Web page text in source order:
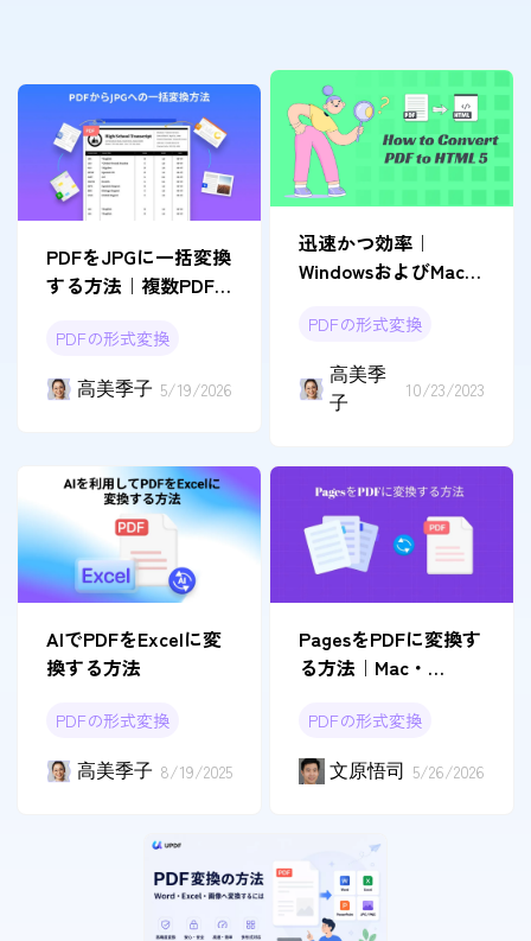
PDFをJPGに一括変換
する方法｜複数PDF
PDFの形式変換
高美季子 5/19/2026
迅速かつ効率｜
WindowsおよびMacで
する
PDFの形式変換
高美季
子
10/23/2023
AIでPDFをExcelに変
換する方法
PDFの形式変換
高美季子 8/19/2025
PagesをPDFに変換す
る方法｜Mac・
で簡単変換
PDFの形式変換
文原悟司 5/26/2026